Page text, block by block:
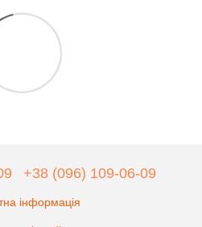
+38 (096) 109-06-09
інформація